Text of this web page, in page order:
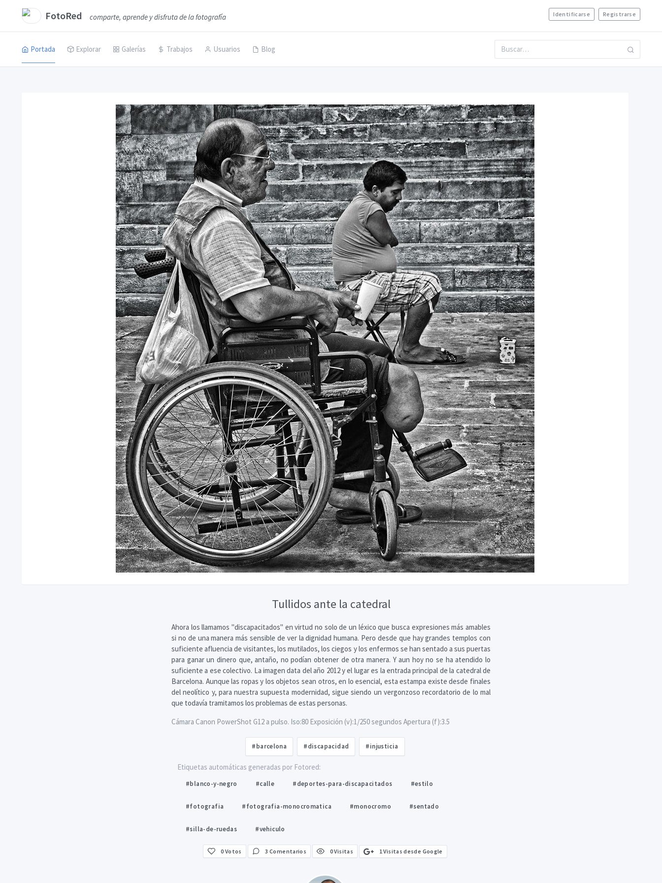
FotoRed comparte, aprende y disfruta de la fotografía Identificarse Registrarse
Portada Explorar Galerías Trabajos Usuarios Blog
Tullidos ante la catedral
Ahora los llamamos "discapacitados" en virtud no solo de un léxico que busca expresiones más amables
si no de una manera más sensible de ver la dignidad humana. Pero desde que hay grandes templos con
suficiente afluencia de visitantes, los mutilados, los ciegos y los enfermos se han sentado a sus puertas
para ganar un dinero que, antaño, no podían obtener de otra manera. Y aun hoy no se ha atendido lo
suficiente a ese colectivo. La imagen data del año 2012 y el lugar es la entrada principal de la catedral de
Barcelona. Aunque las ropas y los objetos sean otros, en lo esencial, esta estampa existe desde finales
del neolítico y, para nuestra supuesta modernidad, sigue siendo un vergonzoso recordatorio de lo mal
que todavía tramitamos los problemas de estas personas.
Cámara Canon PowerShot G12 a pulso. Iso:80 Exposición (v):1/250 segundos Apertura (f):3.5
#barcelona #discapacidad #injusticia
Etiquetas automáticas generadas por Fotored:
#blanco-y-negro #calle #deportes-para-discapacitados #estilo
#fotografia #fotografia-monocromatica #monocromo #sentado
#silla-de-ruedas #vehiculo
0 Votos 3 Comentarios 0 Visitas 1 Visitas desde Google